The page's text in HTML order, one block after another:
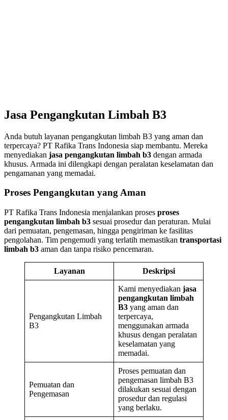
Jasa Pengangkutan Limbah B3
Anda butuh layanan pengangkutan limbah B3 yang aman dan
terpercaya? PT Rafika Trans Indonesia siap membantu. Mereka
menyediakan jasa pengangkutan limbah b3 dengan armada
khusus. Armada ini dilengkapi dengan peralatan keselamatan dan
pengamanan yang memadai.
Proses Pengangkutan yang Aman
PT Rafika Trans Indonesia menjalankan proses proses
pengangkutan limbah b3 sesuai prosedur dan peraturan. Mulai
dari pemuatan, pengemasan, hingga pengiriman ke fasilitas
pengolahan. Tim pengemudi yang terlatih memastikan transportasi
limbah b3 aman dan tanpa risiko pencemaran.
Layanan Deskripsi
Pengangkutan Limbah
B3
Kami menyediakan jasa
pengangkutan limbah
B3 yang aman dan
terpercaya,
menggunakan armada
khusus dengan peralatan
keselamatan yang
memadai.
Pemuatan dan
Pengemasan
Proses pemuatan dan
pengemasan limbah B3
dilakukan sesuai dengan
prosedur dan regulasi
yang berlaku.